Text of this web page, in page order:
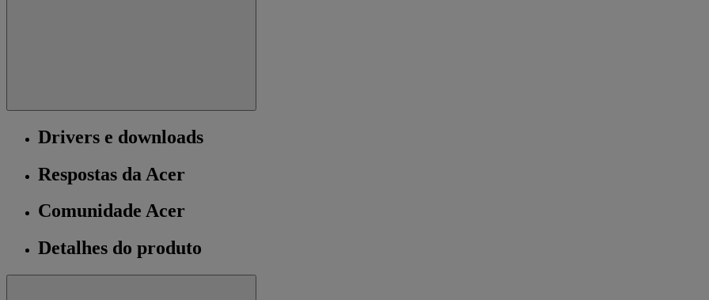
Drivers e downloads
Respostas da Acer
Comunidade Acer
Detalhes do produto